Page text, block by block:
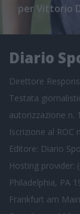
per Vittorio
Diario
Direttore
Testata
autorizzazione n.
Iscrizione al ROC
Editore: Diario
Hosting provider:
Philadelphia, PA
Frankfurt am